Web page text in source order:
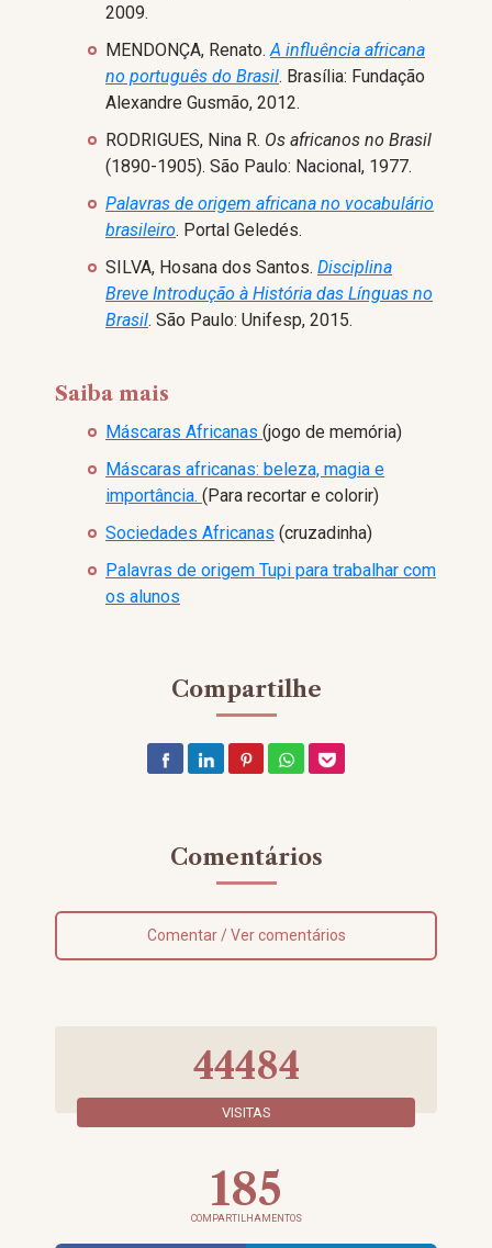
44484
VISITAS
185
COMPARTILHAMENTOS
2009.
MENDONÇA, Renato.A influência africana
no português do Brasil. Brasília: Fundação
Alexandre Gusmão, 2012.
RODRIGUES, Nina R. Os africanos no Brasil
(1890-1905). São Paulo: Nacional, 1977.
Palavras de origem africana no vocabulário
brasileiro. Portal Geledés.
SILVA, Hosana dos Santos. Disciplina
Breve Introdução à História das Línguas no
Brasil. São Paulo: Unifesp, 2015.
Saiba mais
Máscaras Africanas (jogo de memória)
Máscaras africanas: beleza, magia e
importância. (Para recortar e colorir)
Sociedades Africanas (cruzadinha)
Palavras de origem Tupi para trabalhar com
os alunos
Compartilhe
Comentários
Comentar / Ver comentários